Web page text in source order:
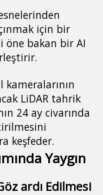
için bir
öne bakan bir AI
kameralarının
LiDAR tahrik
24 ay civarında
keşfeder.
Yaygın
ardı Edilmesi